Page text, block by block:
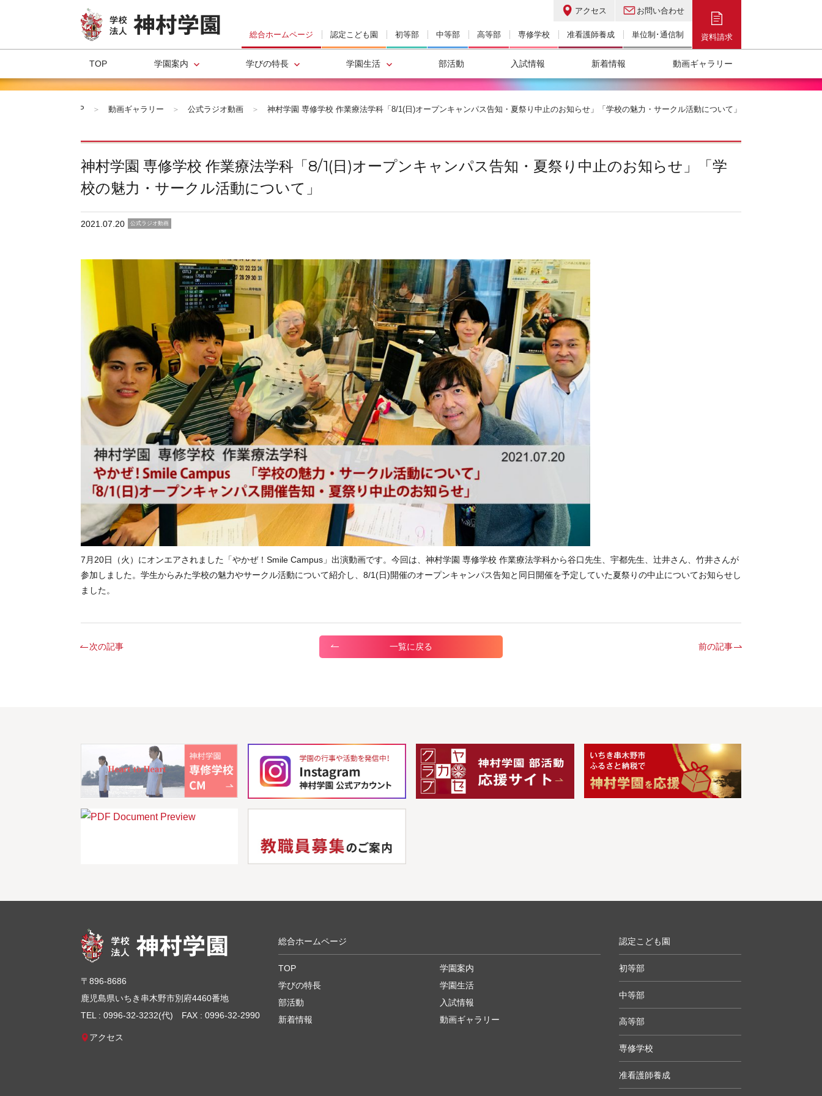
総合ホームページ 認定こども園 初等部 中等部 高等部 専修学校 准看護師養成 単位制･通信制
アクセス お問い合わせ
資料請求
TOP 学園案内 学びの特長 学園生活 部活動 入試情報 新着情報 動画ギャラリー
TOP ＞ 動画ギャラリー ＞ 公式ラジオ動画 ＞ 神村学園 専修学校 作業療法学科「8/1(日)オープンキャンパス告知・夏祭り中止のお知らせ」「学校の魅力・サークル活動について」
神村学園 専修学校 作業療法学科「8/1(日)オープンキャンパス告知・夏祭り中止のお知らせ」「学
校の魅力・サークル活動について」
2021.07.20 公式ラジオ動画
7月20日（火）にオンエアされました「やかぜ！Smile Campus」出演動画です。今回は、神村学園 専修学校 作業療法学科から谷口先生、宇都先生、辻井さん、竹井さんが
参加しました。学生からみた学校の魅力やサークル活動について紹介し、8/1(日)開催のオープンキャンパス告知と同日開催を予定していた夏祭りの中止についてお知らせし
ました。
次の記事 一覧に戻る 前の記事
〒896-8686
鹿児島県いちき串木野市別府4460番地
TEL : 0996-32-3232(代)
FAX : 0996-32-2990
アクセス
総合ホームページ
TOP
学園案内
学びの特長
学園生活
部活動
入試情報
新着情報
動画ギャラリー
認定こども園
初等部
中等部
高等部
専修学校
准看護師養成